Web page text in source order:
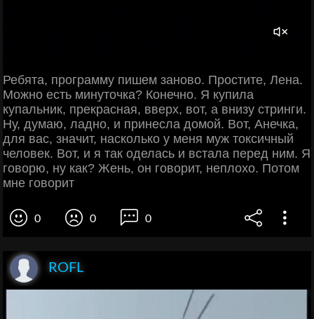
Ребята, программу пишем заново. Простите, Лена.
Можно есть минуточка? Конечно. Я купила
купальник, прекрасная, вверх, вот, а внизу стринги.
Ну, думаю, ладно, и принесла домой. Вот, Анечка,
для вас, значит, насколько у меня муж токсичный
человек. Вот, и я так оделась и встала перед ним. Я
говорю, ну как? Жень, он говорит, неплохо. Потом
мне говорит
0 0 0
ROFL